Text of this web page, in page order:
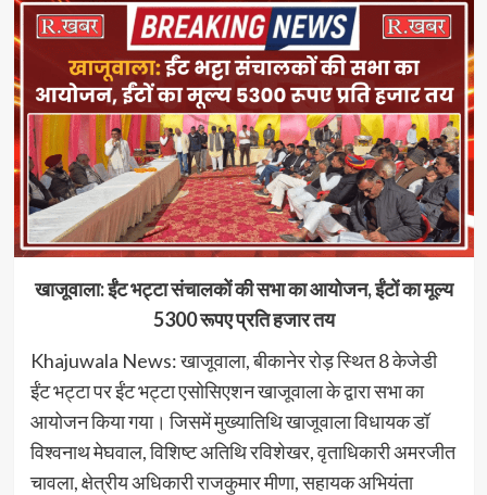
खाजूवाला: ईंट भट्टा संचालकों की सभा का आयोजन, ईंटों का मूल्य
5300 रूपए प्रति हजार तय
Khajuwala News: खाजूवाला, बीकानेर रोड़ स्थित 8 केजेडी
ईंट भट्टा पर ईंट भट्टा एसोसिएशन खाजूवाला के द्वारा सभा का
आयोजन किया गया। जिसमें मुख्यातिथि खाजूवाला विधायक डॉ
विश्वनाथ मेघवाल, विशिष्ट अतिथि रविशेखर, वृताधिकारी अमरजीत
चावला, क्षेत्रीय अधिकारी राजकुमार मीणा, सहायक अभियंता